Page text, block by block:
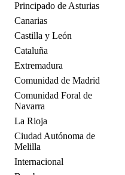
Principado de Asturias
Canarias
Castilla y León
Cataluña
Extremadura
Comunidad de Madrid
Comunidad Foral de
Navarra
La Rioja
Ciudad Autónoma de
Melilla
Internacional